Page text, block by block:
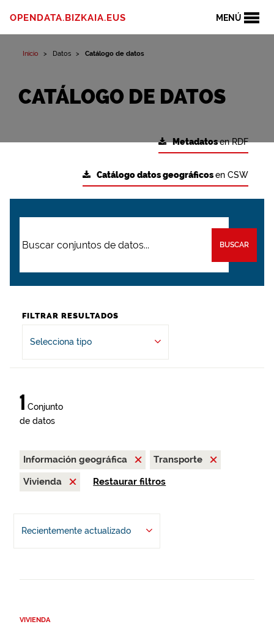
MENÚ
OPENDATA.BIZKAIA.EUS
Inicio Datos Catálogo de datos
CATÁLOGO DE DATOS
Metadatosen RDF
Catálogo datos geográficosen CSW
BUSCAR
FILTRAR RESULTADOS
Selecciona tipo
1 Conjunto
de datos
Información geográfica
Transporte
Vivienda
Restaurar filtros
Recientemente actualizado
VIVIENDA